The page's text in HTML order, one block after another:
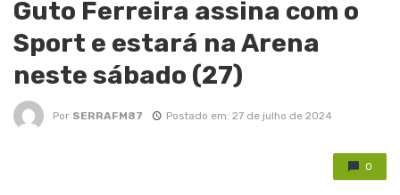
Guto Ferreira assina com o
Sport e estará na Arena
neste sábado (27)
Por SERRAFM87 Postado em: 27 de julho de 2024
0